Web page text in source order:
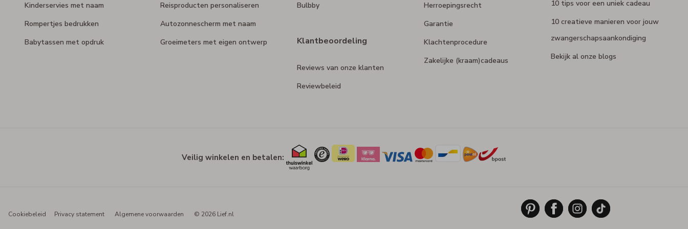
Kinderservies met naam
Rompertjes bedrukken
Babytassen met opdruk
Reisproducten personaliseren
Autozonnescherm met naam
Groeimeters met eigen ontwerp
Bulbby
Klantbeoordeling
Reviews van onze klanten
Reviewbeleid
Herroepingsrecht
Garantie
Klachtenprocedure
Zakelijke (kraam)cadeaus
10 tips voor een uniek cadeau
10 creatieve manieren voor jouw
zwangerschapsaankondiging
Bekijk al onze blogs
Veilig winkelen en betalen:
Cookiebeleid Privacy statement Algemene voorwaarden © 2026 Lief.nl